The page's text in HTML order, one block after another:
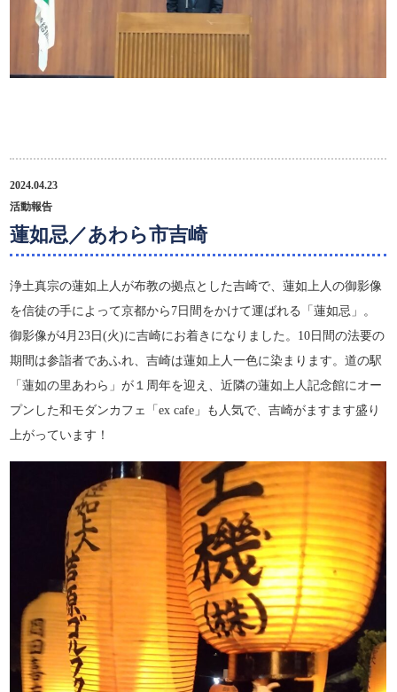
2024.04.23
活動報告
蓮如忌／あわら市吉崎
浄土真宗の蓮如上人が布教の拠点とした吉崎で、蓮如上人の御影像
を信徒の手によって京都から7日間をかけて運ばれる「蓮如忌」。
御影像が4月23日(火)に吉崎にお着きになりました。10日間の法要の
期間は参詣者であふれ、吉崎は蓮如上人一色に染まります。道の駅
「蓮如の里あわら」が１周年を迎え、近隣の蓮如上人記念館にオー
プンした和モダンカフェ「ex cafe」も人気で、吉崎がますます盛り
上がっています！